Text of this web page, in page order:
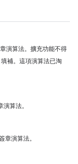
章演算法。擴充功能不得
補。這項演算法已淘
演算法。
章演算法。